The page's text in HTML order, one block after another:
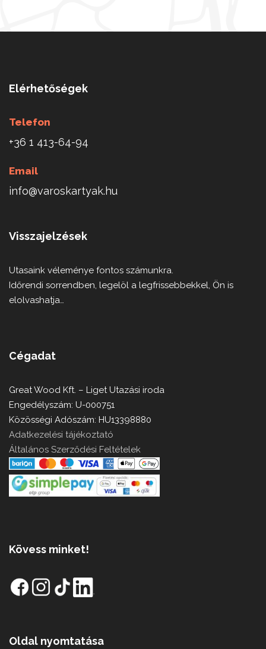
Elérhetőségek
Telefon
+36 1 413-64-94
Email
info@varoskartyak.hu
Visszajelzések
Utasaink véleménye fontos számunkra.
Időrendi sorrendben, legelöl a legfrissebbekkel, Ön is
elolvashatja…
Cégadat
Great Wood Kft. – Liget Utazási iroda
Engedélyszám: U-000751
Közösségi Adószám: HU13398880
Adatkezelési tájékoztató
Általános Szerződési Feltételek
Kövess minket!
Oldal nyomtatása